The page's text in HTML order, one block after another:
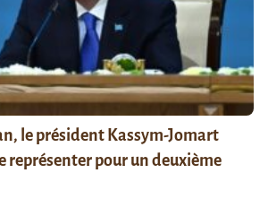
le président Kassym-Jomart
représenter pour un deuxième